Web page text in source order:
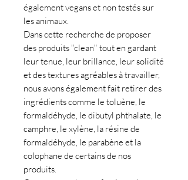
également vegans et non testés sur
les animaux.
Dans cette recherche de proposer
des produits "clean" tout en gardant
leur tenue, leur brillance, leur solidité
et des textures agréables à travailler,
nous avons également fait retirer des
ingrédients comme le toluène, le
formaldéhyde, le dibutyl phthalate, le
camphre, le xylène, la résine de
formaldéhyde, le parabène et la
colophane de certains de nos
produits.